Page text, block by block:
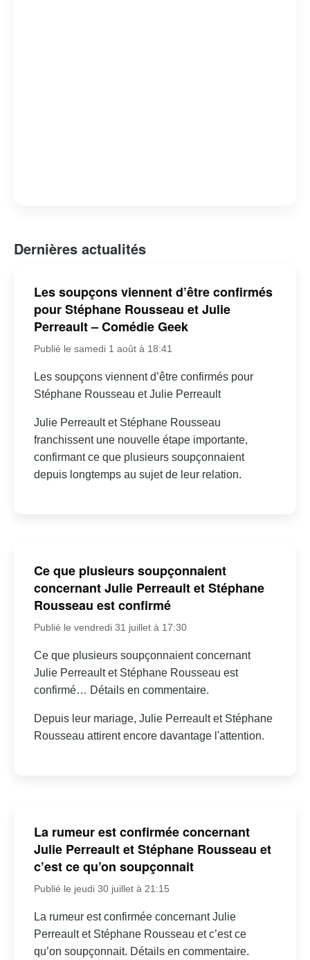
Dernières actualités
Les soupçons viennent d’être confirmés
pour Stéphane Rousseau et Julie
Perreault – Comédie Geek
Publié le samedi 1 août à 18:41
Les soupçons viennent d’être confirmés pour
Stéphane Rousseau et Julie Perreault
Julie Perreault et Stéphane Rousseau
franchissent une nouvelle étape importante,
confirmant ce que plusieurs soupçonnaient
depuis longtemps au sujet de leur relation.
Ce que plusieurs soupçonnaient
concernant Julie Perreault et Stéphane
Rousseau est confirmé
Publié le vendredi 31 juillet à 17:30
Ce que plusieurs soupçonnaient concernant
Julie Perreault et Stéphane Rousseau est
confirmé… Détails en commentaire.
Depuis leur mariage, Julie Perreault et Stéphane
Rousseau attirent encore davantage l'attention.
La rumeur est confirmée concernant
Julie Perreault et Stéphane Rousseau et
c’est ce qu’on soupçonnait
Publié le jeudi 30 juillet à 21:15
La rumeur est confirmée concernant Julie
Perreault et Stéphane Rousseau et c’est ce
qu’on soupçonnait. Détails en commentaire.